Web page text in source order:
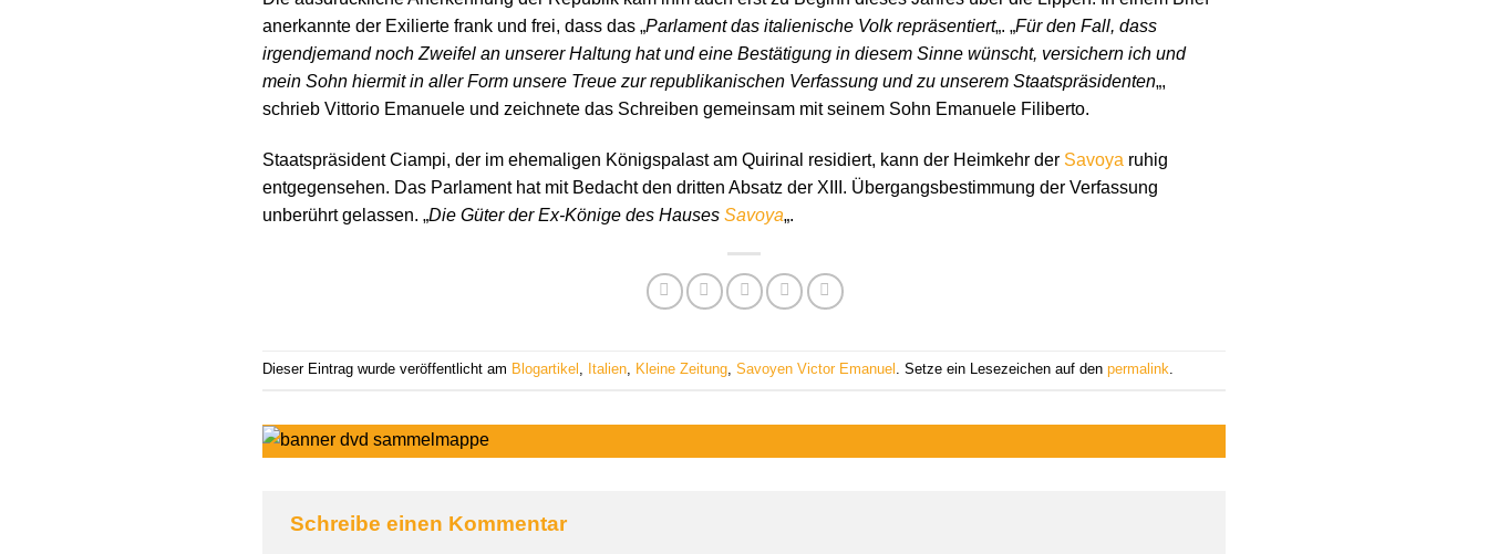
anerkannte der Exilierte frank und frei, dass das „Parlament das italienische Volk repräsentiert„. „Für den Fall, dass
irgendjemand noch Zweifel an unserer Haltung hat und eine Bestätigung in diesem Sinne wünscht, versichern ich und
mein Sohn hiermit in aller Form unsere Treue zur republikanischen Verfassung und zu unserem Staatspräsidenten„,
schrieb Vittorio Emanuele und zeichnete das Schreiben gemeinsam mit seinem Sohn Emanuele Filiberto.
Staatspräsident Ciampi, der im ehemaligen Königspalast am Quirinal residiert, kann der Heimkehr der Savoya ruhig
entgegensehen. Das Parlament hat mit Bedacht den dritten Absatz der XIII. Übergangsbestimmung der Verfassung
unberührt gelassen. „Die Güter der Ex-Könige des Hauses Savoya„.
Dieser Eintrag wurde veröffentlicht am Blogartikel , Italien, Kleine Zeitung, Savoyen Victor Emanuel . Setze ein Lesezeichen auf den permalink.
Schreibe einen Kommentar